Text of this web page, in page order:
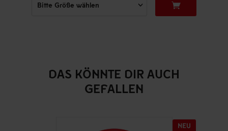
DAS KÖNNTE DIR AUCH
GEFALLEN